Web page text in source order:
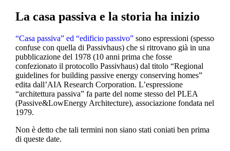
La casa passiva e la storia ha inizio
“Casa passiva” ed “edificio passivo” sono espressioni (spesso
confuse con quella di Passivhaus) che si ritrovano già in una
pubblicazione del 1978 (10 anni prima che fosse
confezionato il protocollo Passivhaus) dal titolo “Regional
guidelines for building passive energy conserving homes”
edita dall’AIA Research Corporation. L’espressione
“architettura passiva” fa parte del nome stesso del PLEA
(Passive&LowEnergy Architecture), associazione fondata nel
1979.
Non è detto che tali termini non siano stati coniati ben prima
di queste date.